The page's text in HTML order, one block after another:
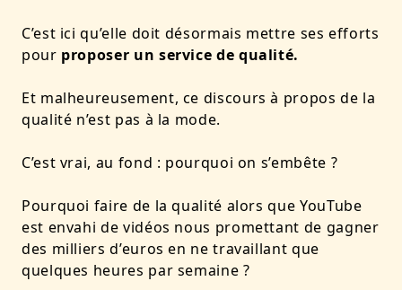
C’est ici qu’elle doit désormais mettre ses efforts
pour proposer un service de qualité.
Et malheureusement, ce discours à propos de la
qualité n’est pas à la mode.
C’est vrai, au fond : pourquoi on s’embête ?
Pourquoi faire de la qualité alors que YouTube
est envahi de vidéos nous promettant de gagner
des milliers d’eurosen ne travaillant que
quelques heures par semaine ?